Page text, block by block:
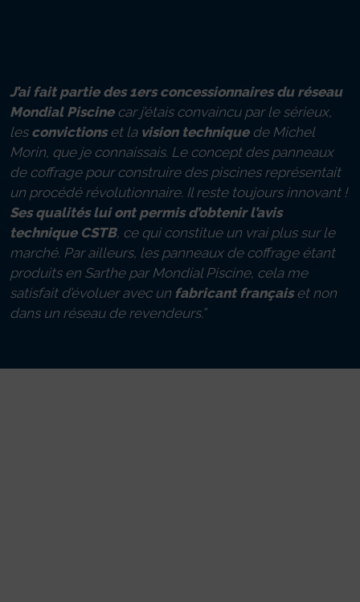
J’ai fait partie des 1ers concessionnaires du réseau
Mondial Piscinecar j’étais convaincu par le sérieux,
les convictionset la vision techniquede Michel
Morin, que je connaissais. Le concept des panneaux
de coffrage pour construire des piscines représentait
un procédé révolutionnaire. Il reste toujours innovant !
Ses qualités lui ont permis d’obtenir l’avis
technique CSTB, ce qui constitue un vrai plus sur le
marché. Par ailleurs, les panneaux de coffrage étant
produits en Sarthe par Mondial Piscine, cela me
satisfait d’évoluer avec un fabricant françaiset non
dans un réseau de revendeurs.”